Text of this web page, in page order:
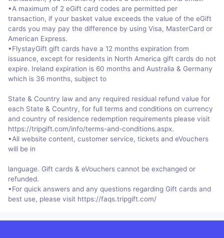
•A maximum of 2 eGift card codes are permitted per
transaction, if your basket value exceeds the value of the eGift
cards you may pay the difference by using Visa, MasterCard or
American Express.
•FlystayGift gift cards have a 12 months expiration from
issuance, except for residents in North America gift cards do not
expire. Ireland expiration is 60 months and Australia & Germany
which is 36 months, subject to
State & Country law and any required residual refund value for
each State & Country, for full terms and conditions on currency
and country of residence redemption requirements please visit
https://tripgift.com/info/terms-and-conditions.aspx.
•All website content, customer service, tickets and eVouchers
will be in
language. Gift cards & eVouchers cannot be exchanged or
refunded.
•For quick answers and any questions regarding Gift cards and
best use, please visit https://faqs.tripgift.com/